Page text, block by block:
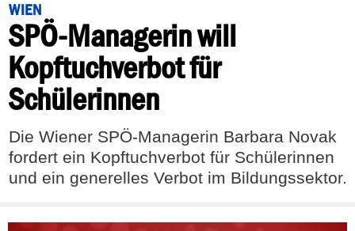
RECHT
FEUILLETON
DEBATTE
WIEN
SPÖ-Managerin will
Kopftuchverbot für
Schülerinnen
Die Wiener SPÖ-Managerin Barbara Novak
fordert ein Kopftuchverbot für Schülerinnen
und ein generelles Verbot im Bildungssektor.